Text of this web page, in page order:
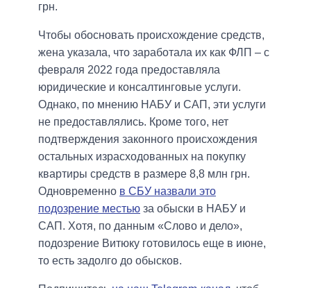
грн.
Чтобы обосновать происхождение средств,
жена указала, что заработала их как ФЛП – с
февраля 2022 года предоставляла
юридические и консалтинговые услуги.
Однако, по мнению НАБУ и САП, эти услуги
не предоставлялись. Кроме того, нет
подтверждения законного происхождения
остальных израсходованных на покупку
квартиры средств в размере 8,8 млн грн.
Одновременно в СБУ назвали это
подозрение местью за обыски в НАБУ и
САП. Хотя, по данным «Слово и дело»,
подозрение Витюку готовилось еще в июне,
то есть задолго до обысков.